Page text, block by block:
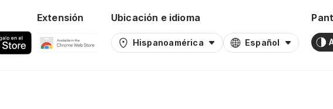
Extensión Ubicación e idioma
Hispanoamérica Español